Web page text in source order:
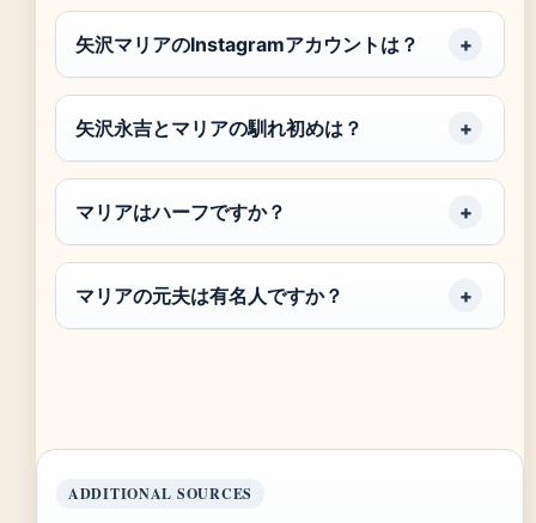
矢沢マリアのInstagramアカウントは？
矢沢永吉とマリアの馴れ初めは？
マリアはハーフですか？
マリアの元夫は有名人ですか？
ADDITIONAL SOURCES